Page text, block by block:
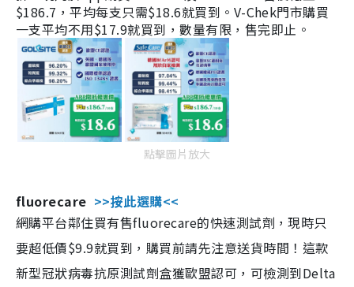
$186.7，平均每支只需$18.6就買到。V-Chek門市購買
一支平均不用$17.9就買到，數量有限，售完即止。
點擊圖片放大
fluorecare >>按此選購<<
網購平台鄰住買有售fluorecare的快速測試劑，現時只
要超低價$9.9就買到，購買前請先注意送貨時間！這款
新型冠狀病毒抗原測試劑盒獲歐盟認可，可檢測到Delta